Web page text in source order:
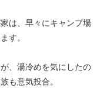
は、早々にキャンプ場
す。
、湯冷めを気にしたの
も意気投合。